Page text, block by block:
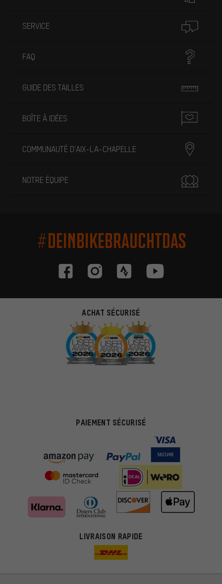
SERVICE
FAQ
GUIDE DES TAILLES
BOÎTE À IDÉES
COMMUNAUTÉ D'AIX-LA-CHAPELLE
NOTRE ÉQUIPE
#DEINBIKEBRAUCHTDAS
ACHAT SÉCURISÉ
PAIEMENT SÉCURISÉ
LIVRAISON RAPIDE